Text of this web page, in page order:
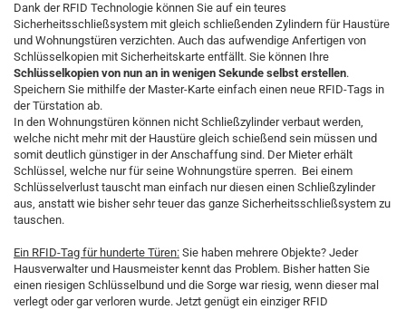
Dank der RFID Technologie können Sie auf ein teures
Sicherheitsschließsystem mit gleich schließenden Zylindern für Haustüre
und Wohnungstüren verzichten. Auch das aufwendige Anfertigen von
Schlüsselkopien mit Sicherheitskarte entfällt. Sie können Ihre
Schlüsselkopien von nun an in wenigen Sekunde selbst erstellen.
Speichern Sie mithilfe der Master-Karte einfach einen neue RFID-Tags in
der Türstation ab.
In den Wohnungstüren können nicht Schließzylinder verbaut werden,
welche nicht mehr mit der Haustüre gleich schießend sein müssen und
somit deutlich günstiger in der Anschaffung sind. Der Mieter erhält
Schlüssel, welche nur für seine Wohnungstüre sperren. Bei einem
Schlüsselverlust tauscht man einfach nur diesen einen Schließzylinder
aus, anstatt wie bisher sehr teuer das ganze Sicherheitsschließsystem zu
tauschen.
Ein RFID-Tag für hunderte Türen: Sie haben mehrere Objekte? Jeder
Hausverwalter und Hausmeister kennt das Problem. Bisher hatten Sie
einen riesigen Schlüsselbund und die Sorge war riesig, wenn dieser mal
verlegt oder gar verloren wurde. Jetzt genügt ein einziger RFID